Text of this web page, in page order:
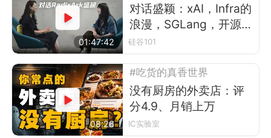
01:47:42
对话盛颖：xAI，Infra的
浪漫，SGLang，开源，
平权与“甄嬛传”
硅谷101
08:26
#吃货的真香世界
没有厨房的外卖店：评
分4.9、月销上万
IC实验室